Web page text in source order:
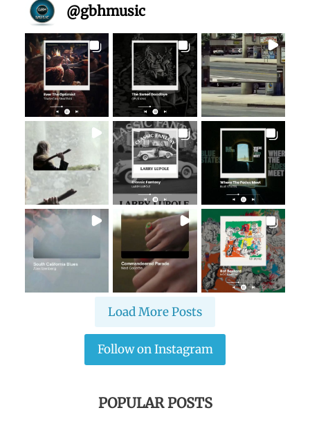
@gbhmusic
Load More Posts
Follow on Instagram
POPULAR POSTS